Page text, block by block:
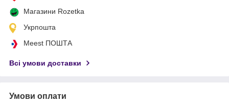
Магазини Rozetka
Укрпошта
Meest ПОШТА
Всі умови доставки
Умови оплати